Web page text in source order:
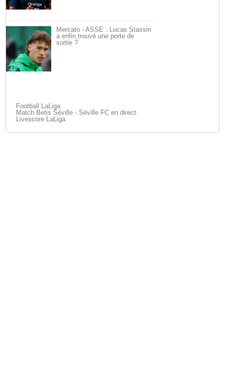
Mercato - ASSE : Lucas Stassin
a enfin trouvé une porte de
sortie ?
Football LaLiga
Match Betis Séville - Séville FC en direct.
Livescore LaLiga